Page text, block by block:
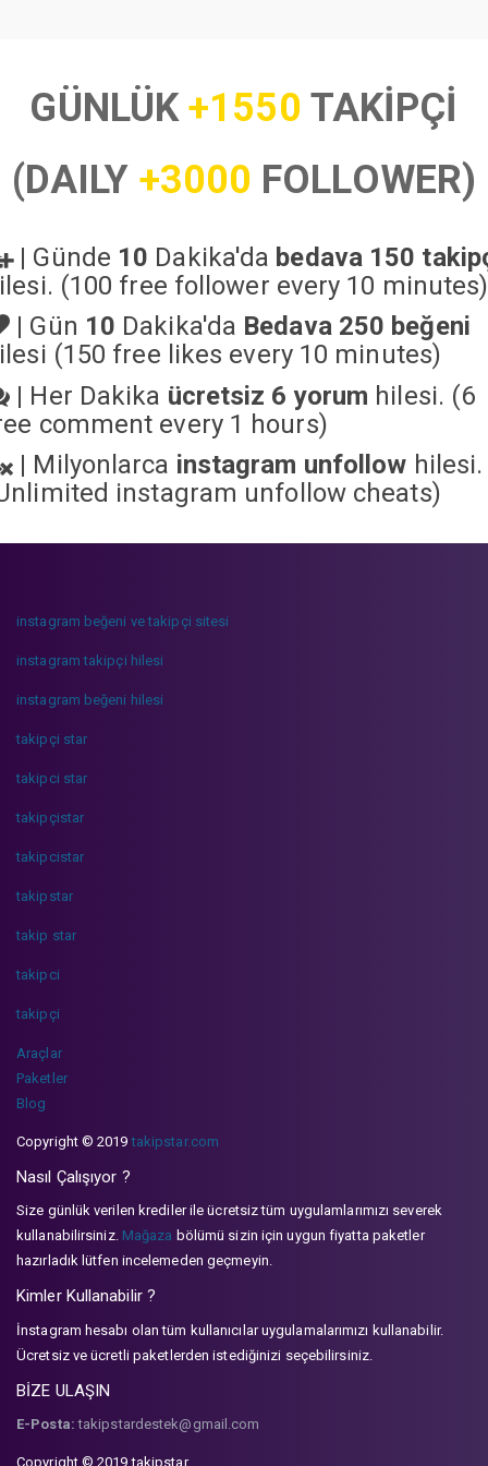
GÜNLÜK+1550 TAKİPÇİ
(DAILY +3000 FOLLOWER)
| Günde 10 Dakika'da bedava 150
(100 free follower every 10 minutes)
| Gün 10 Dakika'da Bedava 250 beğeni
(150 free likes every 10 minutes)
| Her Dakika ücretsiz 6 yorum hilesi. (6
comment every 1 hours)
| Milyonlarca instagram unfollow hilesi.
instagram unfollow cheats)
instagram beğeni ve takipçi sitesi
instagram takipçi hilesi
instagram beğeni hilesi
takipçi star
takipci star
takipçistar
takipcistar
takipstar
takip star
takipci
takipçi
Araçlar
Paketler
Blog
Copyright © 2019takipstar.com
Nasıl Çalışıyor ?
Size günlük verilen krediler ile ücretsiz tüm uygulamlarımızı severek
kullanabilirsiniz. Mağaza bölümü sizin için uygun fiyatta paketler
hazırladık lütfen incelemeden geçmeyin.
Kimler Kullanabilir ?
İnstagram hesabı olan tüm kullanıcılar uygulamalarımızı kullanabilir.
Ücretsiz ve ücretli paketlerden istediğinizi seçebilirsiniz.
BİZE ULAŞIN
E-Posta: takipstardestek@gmail.com
Copyright © 2019 takipstar.